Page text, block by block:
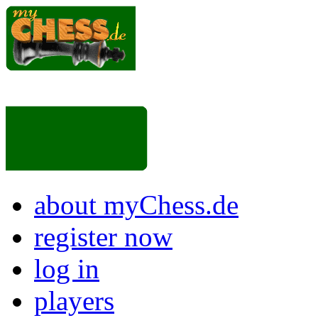
about myChess.de
register now
log in
players